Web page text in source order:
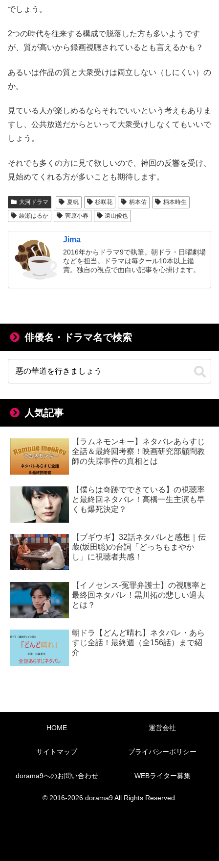
でしょう。
2つの時代を往来する構成で脱落した方も多いようです
が、質が高いから録画視聴されているとも言えるかも？
あるいは作品の質と大衆受けは両立しない（しにくい）の
か。
見ている人が楽しめるならそれでいいという考えもありま
すし、公共放送だからといって大衆受けしなくてもいいで
しょう。
それでも多くの方に見て欲しいので、神回の反響を受け、
見始めてくれる方が多いことも期待します。
大河ドラマ 夏帆 杉咲花 柄本佑
柄本時生
綾瀬はるか
菅原小春 遠山俊也
Jima
2016年からドラマ9で執筆。朝ドラ・日曜劇場
などを担当。ドラマは毎クール10本以上鑑
賞。独自の視点で面白い記事を心掛けます。
俳優名・ドラマ名で検索
人気記事
【ラムネモンキー】ネタバレあらすじ
全話＆最終回考察！映画研究部顧問教
師の失踪事件の真相とは
【僕らは奇跡でできている】の視聴率
と最終回ネタバレ！高橋一生主演も早
くも爆死決定？
【ブギウギ】32話ネタバレと感想｜伝
蔵(坂田聡)の台詞「どっちもまやか
し」に視聴者共感！
【イノセンス-冤罪弁護士】の視聴率と
最終回ネタバレ！黒川拓の悲しい過去
とは？
朝ドラ【どんど晴れ】ネタバレ・あら
すじ全話！最終週（全156話）まで紹
介
HOME 運営会社
サイトマップ プライバシーポリシー
dorama9へのお問い合わせ WEBライター募集
© 2016-2026 dorama9 All Rights Reserved.